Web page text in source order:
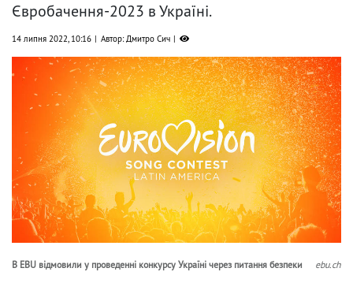
Євробачення-2023 в Україні.
14 липня 2022, 10:16 Автор: Дмитро Сич
В EBU відмовили у проведенні конкурсу Україні через питання безпеки ebu.ch